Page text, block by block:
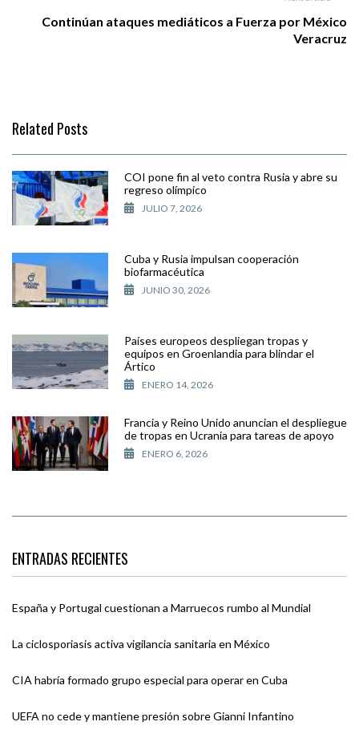
Continúan ataques mediáticos a Fuerza por México
Veracruz
Related Posts
COI pone fin al veto contra Rusia y abre su
regreso olímpico
JULIO 7, 2026
Cuba y Rusia impulsan cooperación
biofarmacéutica
JUNIO 30, 2026
Países europeos despliegan tropas y
equipos en Groenlandia para blindar el
Ártico
ENERO 14, 2026
Francia y Reino Unido anuncian el despliegue
de tropas en Ucrania para tareas de apoyo
ENERO 6, 2026
ENTRADAS RECIENTES
España y Portugal cuestionan a Marruecos rumbo al Mundial
La ciclosporiasis activa vigilancia sanitaria en México
CIA habría formado grupo especial para operar en Cuba
UEFA no cede y mantiene presión sobre Gianni Infantino